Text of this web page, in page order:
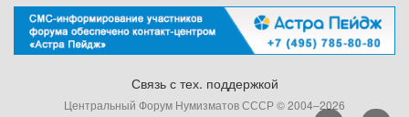
Связь с тех. поддержкой
Центральный Форум Нумизматов СССР © 2004–2026